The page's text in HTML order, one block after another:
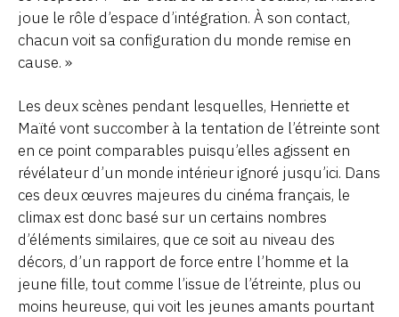
joue le rôle d’espace d’intégration. À son contact,
chacun voit sa configuration du monde remise en
cause. »
Les deux scènes pendant lesquelles, Henriette et
Maïté vont succomber à la tentation de l’étreinte sont
en ce point comparables puisqu’elles agissent en
révélateur d’un monde intérieur ignoré jusqu’ici. Dans
ces deux œuvres majeures du cinéma français, le
climax est donc basé sur un certains nombres
d’éléments similaires, que ce soit au niveau des
décors, d’un rapport de force entre l’homme et la
jeune fille, tout comme l’issue de l’étreinte, plus ou
moins heureuse, qui voit les jeunes amants pourtant